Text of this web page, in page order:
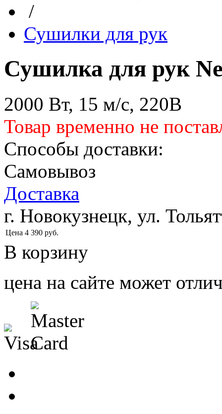
/
Сушилки для рук
Сушилка для рук
2000 Вт, 15 м/с, 220В
Товар временно не
Способы доставки:
Самовывоз
Доставка
г. Новокузнецк, ул.
Цена 4 390 руб.
В корзину
цена на сайте может